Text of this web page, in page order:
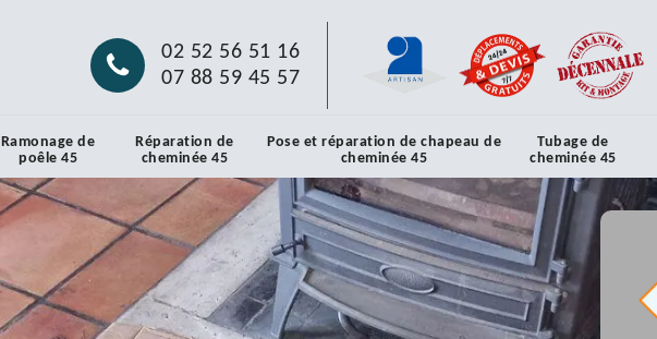
02 52 56 51 16
07 88 59 45 57
Ramonage de
poêle 45
Réparation de
cheminée 45
Pose et réparation de chapeau de
cheminée 45
Tubage de
cheminée 45